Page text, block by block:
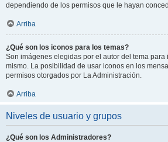
dependiendo de los permisos que le hayan
Arriba
¿Qué son los iconos para los temas?
Son imágenes elegidas por el autor del tema para
mismo. La posibilidad de usar iconos en los
permisos otorgados por La Administración.
Arriba
Niveles de usuario y grupos
¿Qué son los Administradores?